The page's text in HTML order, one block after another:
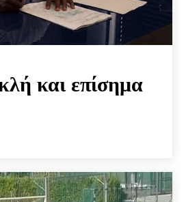
και επίσημα